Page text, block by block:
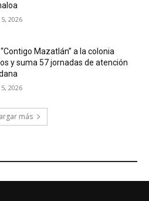
2026
Mazatlán” a la colonia
y suma 57 jornadas de atención
2026
más